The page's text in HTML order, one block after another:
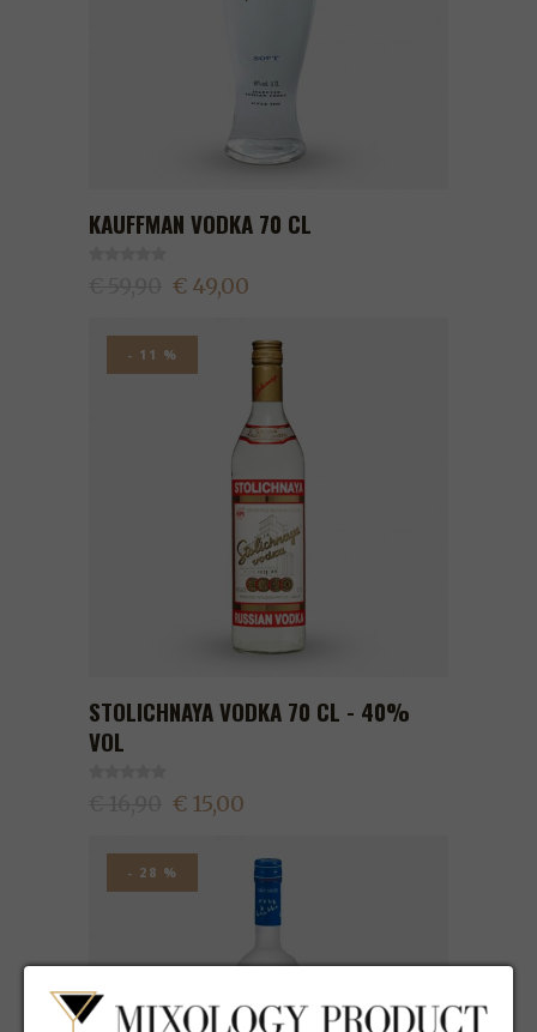
KAUFFMAN VODKA 70 CL
€ 49,00
- 11 %
STOLICHNAYA VODKA 70 CL - 40%
VOL
€ 15,00
- 28 %